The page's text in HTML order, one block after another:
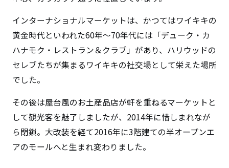
インターナショナルマーケットは、かつてはワイキキの
黄金時代といわれた60年～70年代には「デューク・カ
ハナモク・レストラン＆クラブ」があり、ハリウッドの
セレブたちが集まるワイキキの社交場として栄えた場所
でした。
その後は屋台風のお土産品店が軒を重ねるマーケットと
して観光客を魅了しましたが、2014年に惜しまれなが
ら閉鎖。大改装を経て2016年に3階建ての半オープンエ
アのモールへと生まれ変わりました。